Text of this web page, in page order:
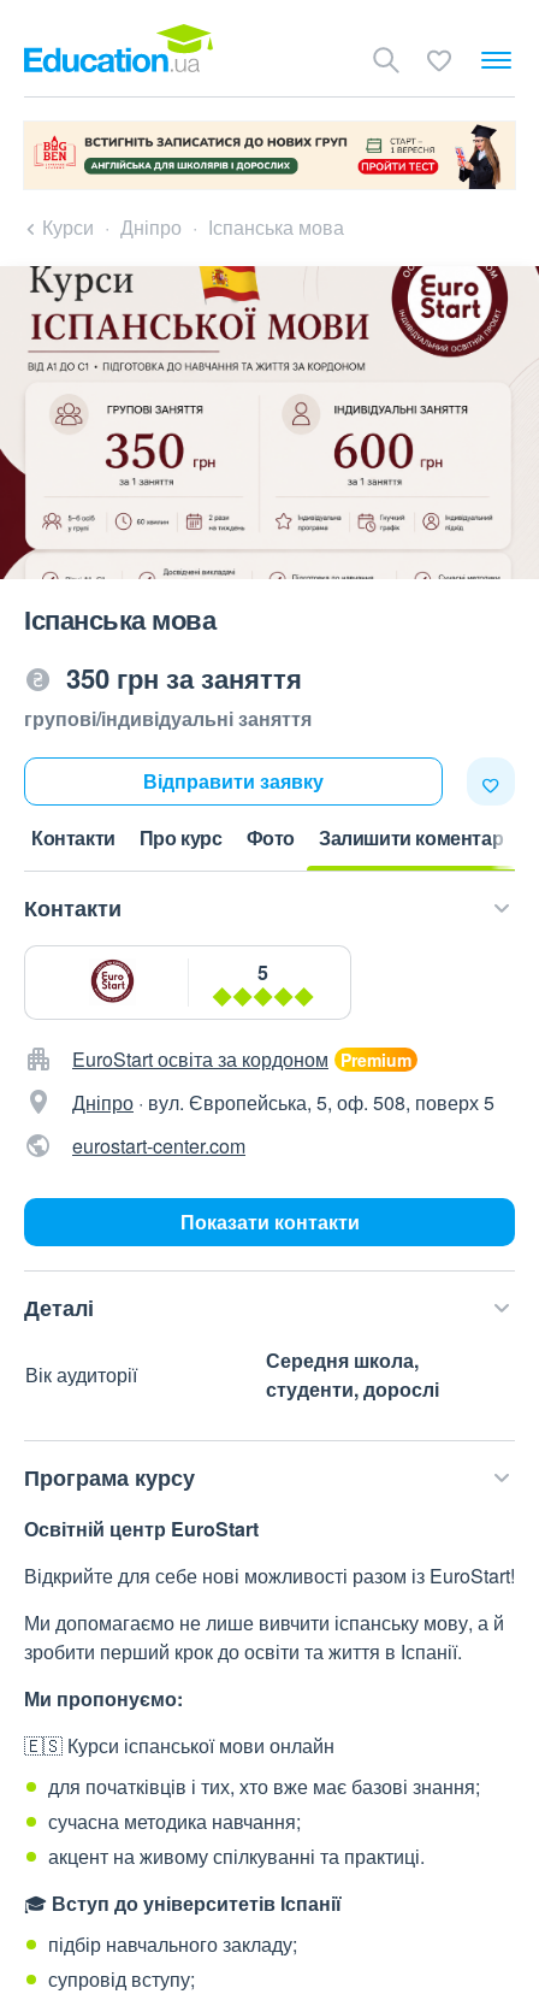
Курси Дніпро Іспанська мова
Іспанська мова
350 грн за заняття
групові/індивідуальні заняття
Відправити заявку
Контакти Про курс Фото Залишити коментар
Контакти
5
EuroStart освіта за кордоном
Дніпро · вул. Європейська, 5, оф. 508, поверх 5
eurostart-center.com
Показати контакти
Деталі
Вік аудиторії
Середня школа,
студенти, дорослі
Програма курсу
Освітній центр EuroStart
Відкрийте для себе нові можливості разом із EuroStart!
Ми допомагаємо не лише вивчити іспанську мову, а й
зробити перший крок до освіти та життя в Іспанії.
Ми пропонуємо:
🇪🇸 Курси іспанської мови онлайн
для початківців і тих, хто вже має базові знання;
сучасна методика навчання;
акцент на живому спілкуванні та практиці.
🎓 Вступ до університетів Іспанії
підбір навчального закладу;
супровід вступу;